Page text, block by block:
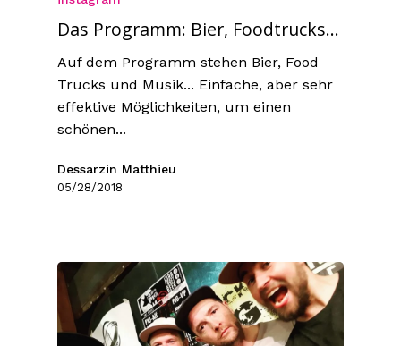
Das Programm: Bier, Foodtrucks...
Auf dem Programm stehen Bier, Food
Trucks und Musik... Einfache, aber sehr
effektive Möglichkeiten, um einen
schönen...
Dessarzin Matthieu
05/28/2018